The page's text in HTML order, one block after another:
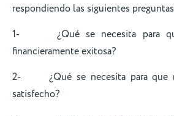
respondiendo las siguientes
1- ¿Qué se necesita para
financieramente exitosa?
2- ¿Qué se necesita para que
satisfecho?